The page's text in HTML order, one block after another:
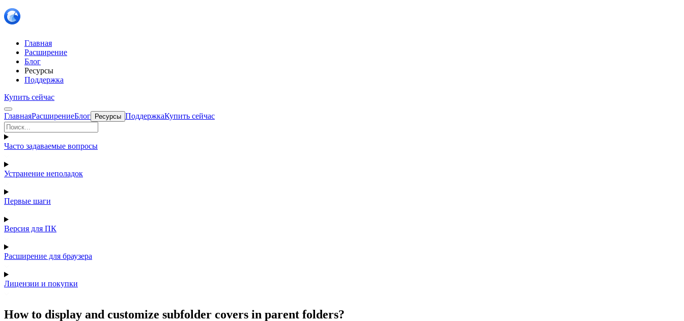
Главная
Расширение
Блог
Ресурсы
Поддержка
Купить сейчас
ГлавнаяРасширениеБлог Ресурсы ПоддержкаКупить сейчас
Часто задаваемые вопросы
Устранение неполадок
Первые шаги
Версия для ПК
Расширение для браузера
Лицензии и покупки
How to display and customize subfolder covers in parent folders?